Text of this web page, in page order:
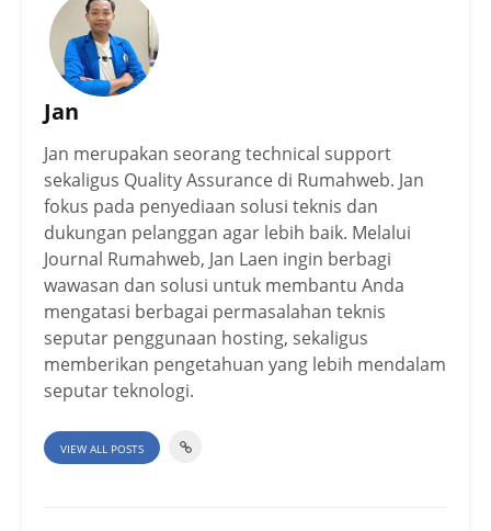
Jan
Jan merupakan seorang technical support
sekaligus Quality Assurance di Rumahweb. Jan
fokus pada penyediaan solusi teknis dan
dukungan pelanggan agar lebih baik. Melalui
Journal Rumahweb, Jan Laen ingin berbagi
wawasan dan solusi untuk membantu Anda
mengatasi berbagai permasalahan teknis
seputar penggunaan hosting, sekaligus
memberikan pengetahuan yang lebih mendalam
seputar teknologi.
VIEW ALL POSTS